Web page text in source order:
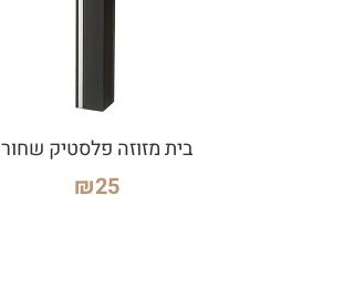
בית מזוזה פלסטיק שחור
₪25